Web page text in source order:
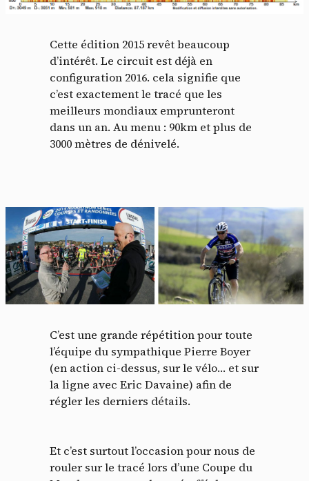
Cette édition 2015 revêt beaucoup
d’intérêt. Le circuit est déjà en
configuration 2016. cela signifie que
c’est exactement le tracé que les
meilleurs mondiaux emprunteront
dans un an. Au menu : 90km et plus de
3000 mètres de dénivelé.
C’est une grande répétition pour toute
l’équipe du sympathique Pierre Boyer
(en action ci-dessus, sur le vélo… et sur
la ligne avec Eric Davaine) afin de
régler les derniers détails.
Et c’est surtout l’occasion pour nous de
rouler sur le tracé lors d’une Coupe du